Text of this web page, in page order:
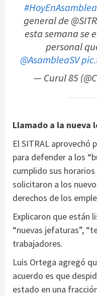
#HoyEnAsamblea
general de
esta semana se
personal
@AsambleaSV
— Curul 85
Llamado a la nueva
El SITRAL aprovechó
para defender a los
cumplido sus
solicitaron a los
derechos de los
Explicaron que están
“nuevas jefaturas”,
trabajadores.
Luis Ortega agregó
acuerdo es que
estado en una